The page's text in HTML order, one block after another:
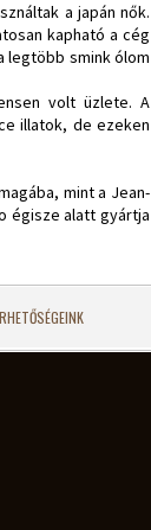
a japán nők.
kapható a cég
legtöbb smink ólom
volt üzlete. A
illatok, de ezeken
mint a Jean-
égisze alatt gyártja